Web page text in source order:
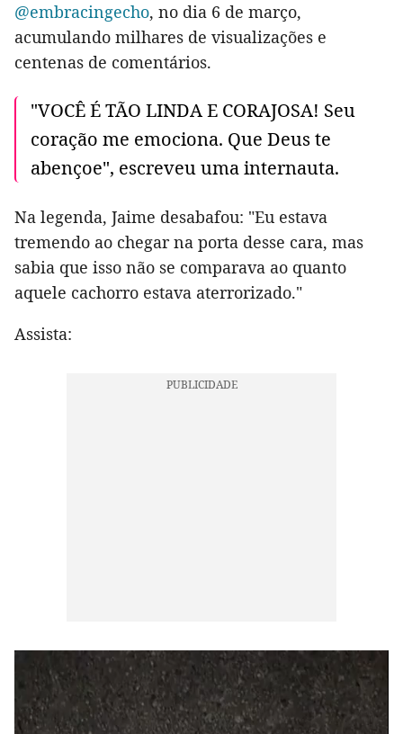
@embracingecho, no dia 6 de março,
acumulando milhares de visualizações e
centenas de comentários.
"VOCÊ É TÃO LINDA E CORAJOSA! Seu
coração me emociona. Que Deus te
abençoe", escreveu uma internauta.
Na legenda, Jaime desabafou: "Eu estava
tremendo ao chegar na porta desse cara, mas
sabia que isso não se comparava ao quanto
aquele cachorro estava aterrorizado."
Assista: